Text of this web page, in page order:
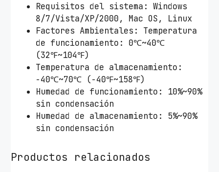
Requisitos del sistema: Windows
8/7/Vista/XP/2000, Mac OS, Linux
Factores Ambientales: Temperatura
de funcionamiento: 0℃~40℃
(32℉~104℉)
Temperatura de almacenamiento:
-40℃~70℃ (-40℉~158℉)
Humedad de funcionamiento: 10%~90%
sin condensación
Humedad de almacenamiento: 5%~90%
sin condensación
Productos relacionados